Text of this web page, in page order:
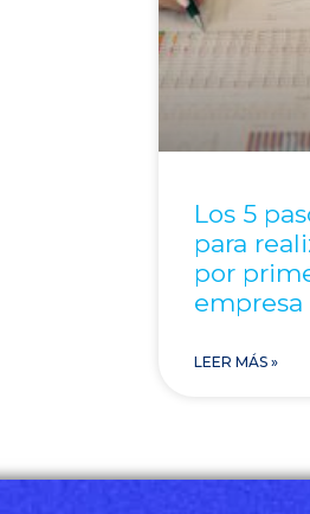
Los 5
para
por
empresa
LEER MÁS »